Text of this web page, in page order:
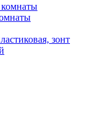
зонт